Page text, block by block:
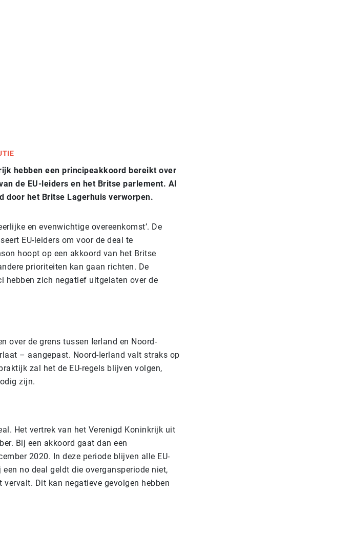
hebben een principeakkoord bereikt over
de EU-leiders en het Britse parlement. Al
door het Britse Lagerhuis verworpen.
en evenwichtige overeenkomst’. De
EU-leiders om voor de deal te
hoopt op een akkoord van het Britse
prioriteiten kan gaan richten. De
zich negatief uitgelaten over de
over de grens tussen Ierland en Noord-
– aangepast. Noord-Ierland valt straks op
zal het de EU-regels blijven volgen,
zijn.
Het vertrek van het Verenigd Koninkrijk uit
Bij een akkoord gaat dan een
2020. In deze periode blijven alle EU-
een no deal geldt die overgansperiode niet,
Dit kan negatieve gevolgen hebben